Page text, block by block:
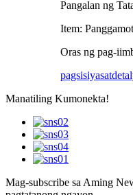
Pangalan ng
Item:
Oras ng pag-
pagsisiyasat
Manatiling Kumonekta!
Mag-subscribe sa Aming